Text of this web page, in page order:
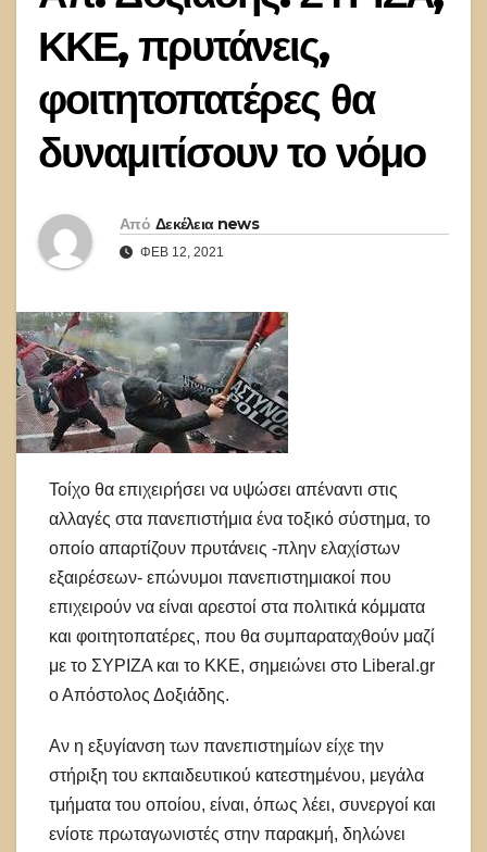
ΚΚΕ, πρυτάνεις,
φοιτητοπατέρες θα
δυναμιτίσουν το νόμο
Από Δεκέλεια news
ΦΕΒ 12, 2021
Τοίχο θα επιχειρήσει να υψώσει απέναντι στις
αλλαγές στα πανεπιστήμια ένα τοξικό σύστημα, το
οποίο απαρτίζουν πρυτάνεις -πλην ελαχίστων
εξαιρέσεων- επώνυμοι πανεπιστημιακοί που
επιχειρούν να είναι αρεστοί στα πολιτικά κόμματα
και φοιτητοπατέρες, που θα συμπαραταχθούν μαζί
με το ΣΥΡΙΖΑ και το ΚΚΕ, σημειώνει στο Liberal.gr
ο Απόστολος Δοξιάδης.
Αν η εξυγίανση των πανεπιστημίων είχε την
στήριξη του εκπαιδευτικού κατεστημένου, μεγάλα
τμήματα του οποίου, είναι, όπως λέει, συνεργοί και
ενίοτε πρωταγωνιστές στην παρακμή, δηλώνει